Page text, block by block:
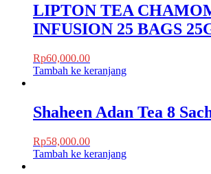
LIPTON TEA
INFUSION 25 BAGS
Rp60,000.00
Tambah ke keranjang
Shaheen Adan Tea 8
Rp58,000.00
Tambah ke keranjang